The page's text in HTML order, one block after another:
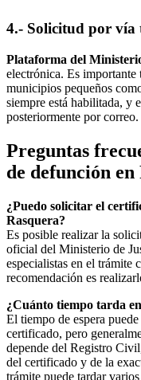
4.- Solicitud por vía
Plataforma del
electrónica. Es importante
municipios pequeños
siempre está habilitada, y
posteriormente por correo.
Preguntas
de defunción en
¿Puedo solicitar el
Rasquera?
Es posible realizar la
oficial del Ministerio de
especialistas en el trámite
recomendación es
¿Cuánto tiempo tarda
El tiempo de espera
certificado, pero
depende del Registro
del certificado y de la
trámite puede tardar